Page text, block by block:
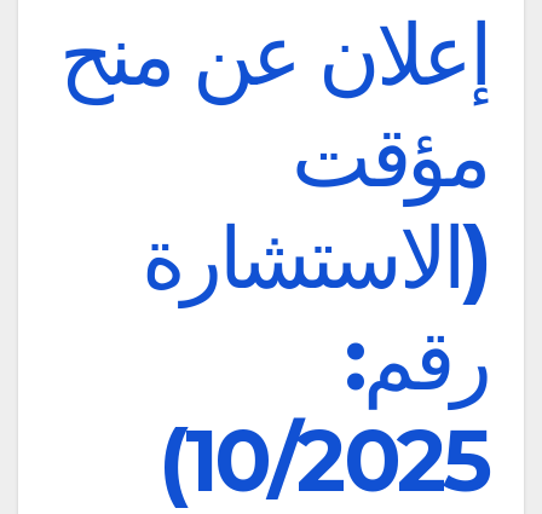
إعلان عن منح
مؤقت
(الاستشارة
رقم:
10/2025)